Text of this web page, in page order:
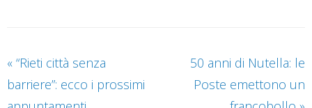
« “Rieti città senza
barriere”: ecco i prossimi
50 anni di Nutella: le
Poste emettono un